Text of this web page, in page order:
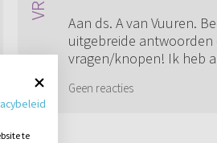
Aan ds. A van Vuuren.
uitgebreide antwoorden
vragen/knopen! Ik heb
Bijbelteksten. Lukas
Geen reacties
te